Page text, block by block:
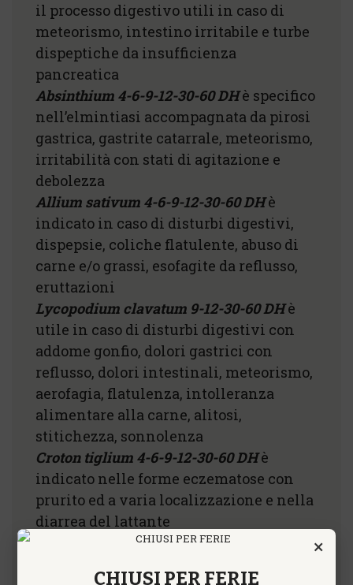
il processo digestivo utili in caso di
meteorismo, intestino irritabile e turbe
dispeptiche da insufficienza
pancreatica
Absinthium 4-6-9-12-30-60 DHè specifico
nell’elmintiasi accompagnata da pirosi
gastrica, gastrite catarrale, meteorismo,
irritabilità con stati di agitazione e
debolezza
Allium sativum 4-6-9-12-30-60 DHè
indicato in caso di disturbi digestivi,
dispepsie, coliche flatulente, abuso di
carne e/o grassi, esofagite da reflusso,
eruttazioni
Lycopodium clavatum 9-12-30-60 DHè
utile in caso di disturbi digestivi con
addome gonfio, dolori gastrici con
reflusso, dolori intestinali, meteorismo,
aerofagia, flatulenza, intolleranza
alimentare alla carne, alitosi,
stitichezza, sonnolenza
Croton tiglium 4-6-9-12-30-60 DHè
indicato nelle forme eczematose con
prurito ed a varia localizzazione e nella
diarrea del lattante
Baryta iodata 9-12-30-60 DHè utile in
×
CHIUSI PER FERIE